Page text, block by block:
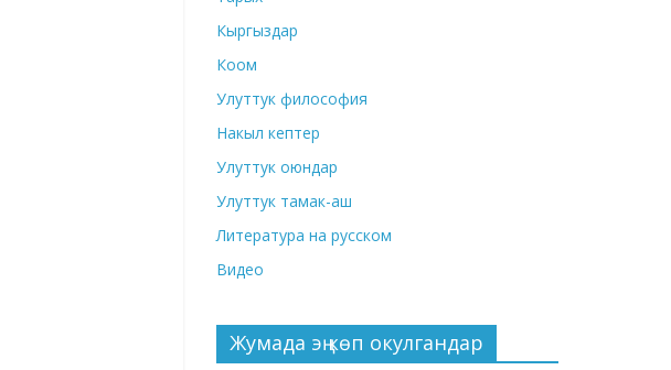
Кыргыздар
Коом
Улуттук философия
Накыл кептер
Улуттук оюндар
Улуттук тамак-аш
Литература на русском
Видео
Жумада эң көп окулгандар